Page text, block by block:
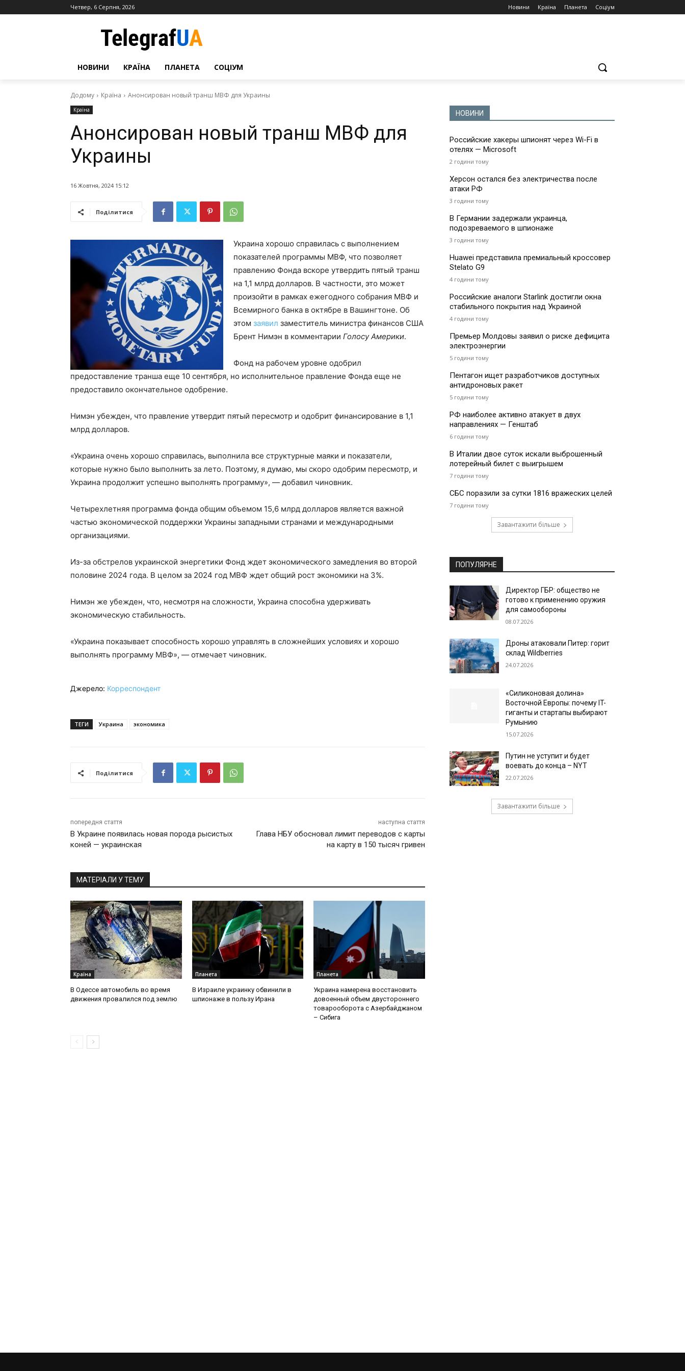
Четвер, 6 Серпня, 2026 Новини Країна Планета Соціум
НОВИНИ КРАЇНА ПЛАНЕТА СОЦІУМ
Додому Країна Анонсирован новый транш МВФ для Украины
Країна
Анонсирован новый транш МВФ для
Украины
16 Жовтня, 2024 15:12
Поділитися
Украина хорошо справилась с выполнением
показателей программы МВФ, что позволяет
правлению Фонда вскоре утвердить пятый транш
на 1,1 млрд долларов. В частности, это может
произойти в рамках ежегодного собрания МВФ и
Всемирного банка в октябре в Вашингтоне. Об
этом заявил заместитель министра финансов США
Брент Нимэн в комментарии Голосу Америки.
Фонд на рабочем уровне одобрил
предоставление транша еще 10 сентября, но исполнительное правление Фонда еще не
предоставило окончательное одобрение.
Нимэн убежден, что правление утвердит пятый пересмотр и одобрит финансирование в 1,1
млрд долларов.
«Украина очень хорошо справилась, выполнила все структурные маяки и показатели,
которые нужно было выполнить за лето. Поэтому, я думаю, мы скоро одобрим пересмотр, и
Украина продолжит успешно выполнять программу», — добавил чиновник.
Четырехлетняя программа фонда общим объемом 15,6 млрд долларов является важной
частью экономической поддержки Украины западными странами и международными
организациями.
Из-за обстрелов украинской энергетики Фонд ждет экономического замедления во второй
половине 2024 года. В целом за 2024 год МВФ ждет общий рост экономики на 3%.
Нимэн же убежден, что, несмотря на сложности, Украина способна удерживать
экономическую стабильность.
«Украина показывает способность хорошо управлять в сложнейших условиях и хорошо
выполнять программу МВФ», — отмечает чиновник.
Джерело: Корреспондент
ТЕГИ Украина экономика
Поділитися
попередня стаття
В Украине появилась новая порода рысистых
коней — украинская
наступна стаття
Глава НБУ обосновал лимит переводов с карты
на карту в 150 тысяч гривен
МАТЕРІАЛИ У ТЕМУ
Країна
В Одессе автомобиль во время
движения провалился под землю
Планета
В Израиле украинку обвинили в
шпионаже в пользу Ирана
Планета
Украина намерена восстановить
довоенный объем двустороннего
товарооборота с Азербайджаном
– Сибига
НОВИНИ
Российские хакеры шпионят через Wi-Fi в
отелях — Microsoft
2 години тому
Херсон остался без электричества после
атаки РФ
3 години тому
В Германии задержали украинца,
подозреваемого в шпионаже
3 години тому
Huawei представила премиальный кроссовер
Stelato G9
4 години тому
Российские аналоги Starlink достигли окна
стабильного покрытия над Украиной
4 години тому
Премьер Молдовы заявил о риске дефицита
электроэнергии
5 години тому
Пентагон ищет разработчиков доступных
антидроновых ракет
5 години тому
РФ наиболее активно атакует в двух
направлениях — Генштаб
6 години тому
В Италии двое суток искали выброшенный
лотерейный билет с выигрышем
7 години тому
СБС поразили за сутки 1816 вражеских целей
7 години тому
Завантажити більше
ПОПУЛЯРНЕ
Директор ГБР: общество не
готово к применению оружия
для самообороны
08.07.2026
Дроны атаковали Питер: горит
склад Wildberries
24.07.2026
«Силиконовая долина»
Восточной Европы: почему IT-
гиганты и стартапы выбирают
Румынию
15.07.2026
Путин не уступит и будет
воевать до конца – NYT
22.07.2026
Завантажити більше